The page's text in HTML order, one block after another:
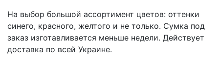
На выбор большой ассортимент цветов: оттенки
синего, красного, желтого и не только. Сумка под
заказ изготавливается меньше недели. Действует
доставка по всей Украине.